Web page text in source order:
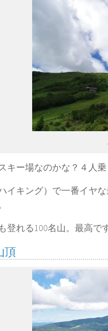
キー場なのかな？４人乗
イキング）で一番イヤ
登れる100名山。最高です
頂